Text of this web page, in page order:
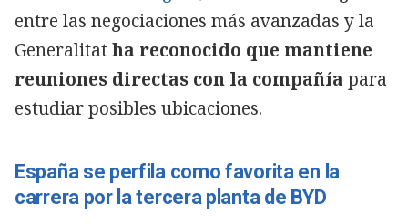
entre las negociaciones más avanzadas y la
Generalitatha reconocido que mantiene
reuniones directas con la compañía para
estudiar posibles ubicaciones.
España se perfila como favorita en la
carrera por la tercera planta de BYD